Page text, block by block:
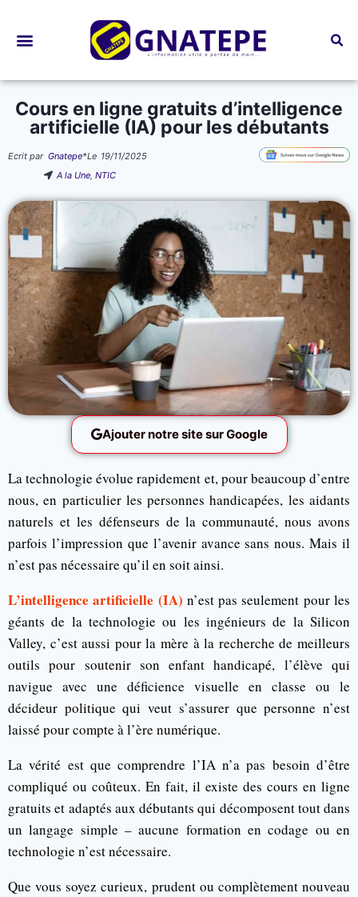
Cours en ligne gratuits d’intelligence
artificielle (IA) pour les débutants
Ecrit par Gnatepe*Le 19/11/2025
A la Une,NTIC
Ajouter notre site sur Google
La technologie évolue rapidement et, pour beaucoup d’entre
nous, en particulier les personnes handicapées, les aidants
naturels et les défenseurs de la communauté, nous avons
parfois l’impression que l’avenir avance sans nous. Mais il
n’est pas nécessaire qu’il en soit ainsi.
L’intelligence artificielle (IA) n’est pas seulement pour les
géants de la technologie ou les ingénieurs de la Silicon
Valley, c’est aussi pour la mère à la recherche de meilleurs
outils pour soutenir son enfant handicapé, l’élève qui
navigue avec une déficience visuelle en classe ou le
décideur politique qui veut s’assurer que personne n’est
laissé pour compte à l’ère numérique.
La vérité est que comprendre l’IA n’a pas besoin d’être
compliqué ou coûteux. En fait, il existe des cours en ligne
gratuits et adaptés aux débutants qui décomposent tout dans
un langage simple – aucune formation en codage ou en
technologie n’est nécessaire.
Que vous soyez curieux, prudent ou complètement nouveau